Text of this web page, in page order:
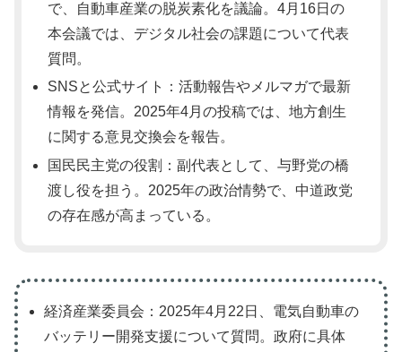
で、自動車産業の脱炭素化を議論。4月16日の
本会議では、デジタル社会の課題について代表
質問。
SNSと公式サイト：活動報告やメルマガで最新
情報を発信。2025年4月の投稿では、地方創生
に関する意見交換会を報告。
国民民主党の役割：副代表として、与野党の橋
渡し役を担う。2025年の政治情勢で、中道政党
の存在感が高まっている。
経済産業委員会：2025年4月22日、電気自動車の
バッテリー開発支援について質問。政府に具体